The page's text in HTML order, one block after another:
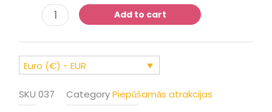
Add to cart
Euro (€) - EUR
SKU 037 Category Piepūšamās atrakcijas